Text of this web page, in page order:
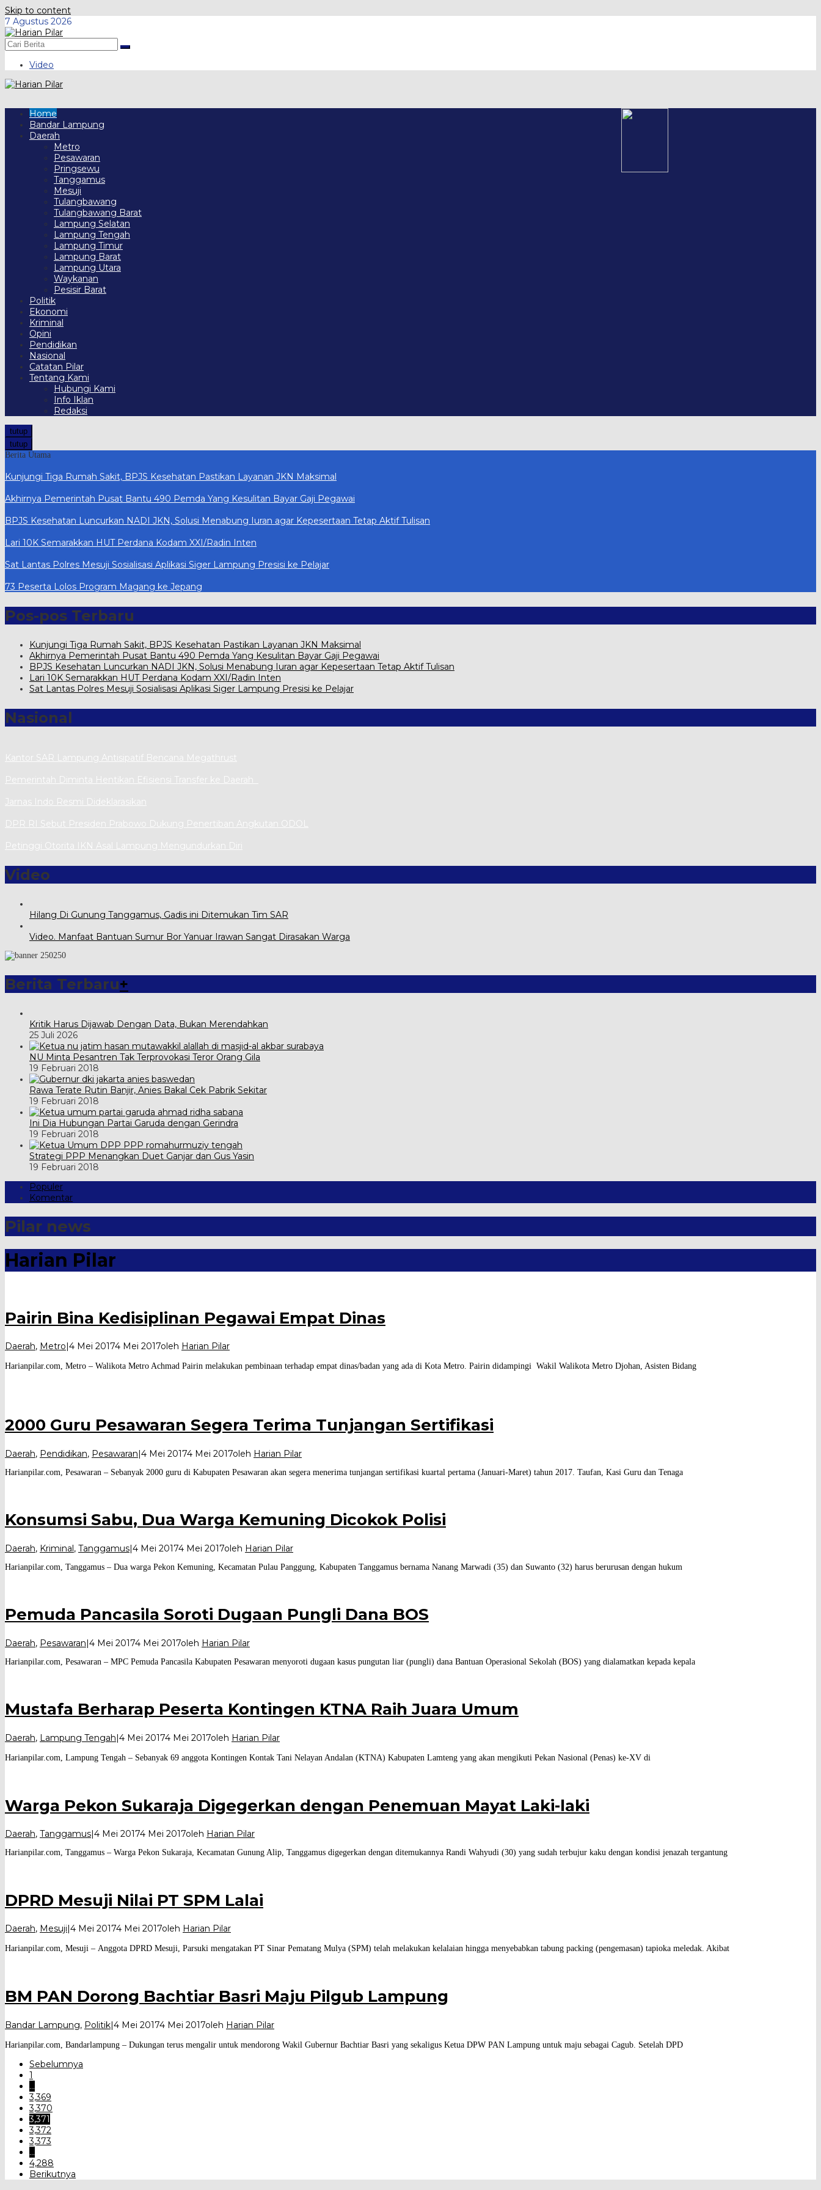
Skip to content
7 Agustus 2026
Video
Home
Bandar Lampung
Daerah
Metro
Pesawaran
Pringsewu
Tanggamus
Mesuji
Tulangbawang
Tulangbawang Barat
Lampung Selatan
Lampung Tengah
Lampung Timur
Lampung Barat
Lampung Utara
Waykanan
Pesisir Barat
Politik
Ekonomi
Kriminal
Opini
Pendidikan
Nasional
Catatan Pilar
Tentang Kami
Hubungi Kami
Info Iklan
Redaksi
tutup
tutup
Berita Utama
Kunjungi Tiga Rumah Sakit, BPJS Kesehatan Pastikan Layanan JKN Maksimal
Akhirnya Pemerintah Pusat Bantu 490 Pemda Yang Kesulitan Bayar Gaji Pegawai
BPJS Kesehatan Luncurkan NADI JKN, Solusi Menabung Iuran agar Kepesertaan Tetap Aktif Tulisan
Lari 10K Semarakkan HUT Perdana Kodam XXI/Radin Inten
Sat Lantas Polres Mesuji Sosialisasi Aplikasi Siger Lampung Presisi ke Pelajar
73 Peserta Lolos Program Magang ke Jepang
Pos-pos Terbaru
Kunjungi Tiga Rumah Sakit, BPJS Kesehatan Pastikan Layanan JKN Maksimal
Akhirnya Pemerintah Pusat Bantu 490 Pemda Yang Kesulitan Bayar Gaji Pegawai
BPJS Kesehatan Luncurkan NADI JKN, Solusi Menabung Iuran agar Kepesertaan Tetap Aktif Tulisan
Lari 10K Semarakkan HUT Perdana Kodam XXI/Radin Inten
Sat Lantas Polres Mesuji Sosialisasi Aplikasi Siger Lampung Presisi ke Pelajar
Nasional
Kantor SAR Lampung Antisipatif Bencana Megathrust
Pemerintah Diminta Hentikan Efisiensi Transfer ke Daerah
Jarnas Indo Resmi Dideklarasikan
DPR RI Sebut Presiden Prabowo Dukung Penertiban Angkutan ODOL
Petinggi Otorita IKN Asal Lampung Mengundurkan Diri
Video
Hilang Di Gunung Tanggamus, Gadis ini Ditemukan Tim SAR
Video. Manfaat Bantuan Sumur Bor Yanuar Irawan Sangat Dirasakan Warga
Berita Terbaru+
Kritik Harus Dijawab Dengan Data, Bukan Merendahkan
25 Juli 2026
NU Minta Pesantren Tak Terprovokasi Teror Orang Gila
19 Februari 2018
Rawa Terate Rutin Banjir, Anies Bakal Cek Pabrik Sekitar
19 Februari 2018
Ini Dia Hubungan Partai Garuda dengan Gerindra
19 Februari 2018
Strategi PPP Menangkan Duet Ganjar dan Gus Yasin
19 Februari 2018
Populer
Komentar
Pilar news
Harian Pilar
Pairin Bina Kedisiplinan Pegawai Empat Dinas
Daerah, Metro 4 Mei 20174 Mei 2017oleh Harian Pilar
Harianpilar.com, Metro – Walikota Metro Achmad Pairin melakukan pembinaan terhadap empat dinas/badan yang ada di Kota Metro. Pairin didampingi Wakil Walikota Metro Djohan, Asisten Bidang
2000 Guru Pesawaran Segera Terima Tunjangan Sertifikasi
Daerah, Pendidikan, Pesawaran|4 Mei 20174 Mei 2017oleh Harian Pilar
Harianpilar.com, Pesawaran – Sebanyak 2000 guru di Kabupaten Pesawaran akan segera menerima tunjangan sertifikasi kuartal pertama (Januari-Maret) tahun 2017. Taufan, Kasi Guru dan Tenaga
Konsumsi Sabu, Dua Warga Kemuning Dicokok Polisi
Daerah, Kriminal, Tanggamus|4 Mei 20174 Mei 2017oleh Harian Pilar
Harianpilar.com, Tanggamus – Dua warga Pekon Kemuning, Kecamatan Pulau Panggung, Kabupaten Tanggamus bernama Nanang Marwadi (35) dan Suwanto (32) harus berurusan dengan hukum
Pemuda Pancasila Soroti Dugaan Pungli Dana BOS
Daerah, Pesawaran|4 Mei 20174 Mei 2017oleh Harian Pilar
Harianpilar.com, Pesawaran – MPC Pemuda Pancasila Kabupaten Pesawaran menyoroti dugaan kasus pungutan liar (pungli) dana Bantuan Operasional Sekolah (BOS) yang dialamatkan kepada kepala
Mustafa Berharap Peserta Kontingen KTNA Raih Juara Umum
Daerah, Lampung Tengah|4 Mei 20174 Mei 2017oleh Harian Pilar
Harianpilar.com, Lampung Tengah – Sebanyak 69 anggota Kontingen Kontak Tani Nelayan Andalan (KTNA) Kabupaten Lamteng yang akan mengikuti Pekan Nasional (Penas) ke-XV di
Warga Pekon Sukaraja Digegerkan dengan Penemuan Mayat Laki-laki
Daerah, Tanggamus|4 Mei 20174 Mei 2017oleh Harian Pilar
Harianpilar.com, Tanggamus – Warga Pekon Sukaraja, Kecamatan Gunung Alip, Tanggamus digegerkan dengan ditemukannya Randi Wahyudi (30) yang sudah terbujur kaku dengan kondisi jenazah tergantung
DPRD Mesuji Nilai PT SPM Lalai
Daerah, Mesuji 4 Mei 20174 Mei 2017oleh Harian Pilar
Harianpilar.com, Mesuji – Anggota DPRD Mesuji, Parsuki mengatakan PT Sinar Pematang Mulya (SPM) telah melakukan kelalaian hingga menyebabkan tabung packing (pengemasan) tapioka meledak. Akibat
BM PAN Dorong Bachtiar Basri Maju Pilgub Lampung
Bandar Lampung, Politik|4 Mei 20174 Mei 2017oleh Harian Pilar
Harianpilar.com, Bandarlampung – Dukungan terus mengalir untuk mendorong Wakil Gubernur Bachtiar Basri yang sekaligus Ketua DPW PAN Lampung untuk maju sebagai Cagub. Setelah DPD
Sebelumnya
1
…
3,369
3,370
3,371
3,372
3,373
…
4,288
Berikutnya